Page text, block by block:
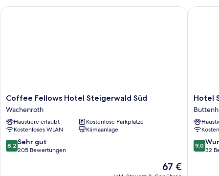
Coffee
Fellows
Hotel
Steigerwald
Süd
Wachenroth
Coffee Fellows Hotel Steigerwald Süd
Wachenroth
Haustiere erlaubt
Kostenlose Parkplätze
Kostenloses WLAN
Klimaanlage
8.2
von
8,2 Sehr gut
205 Bewertungen
Der
Preis
67 €
Coffee Fellows Hotel Steigerwald Süd
Hotel
am
Markt
Hotel
9.0
von
9,0
32
Hotel